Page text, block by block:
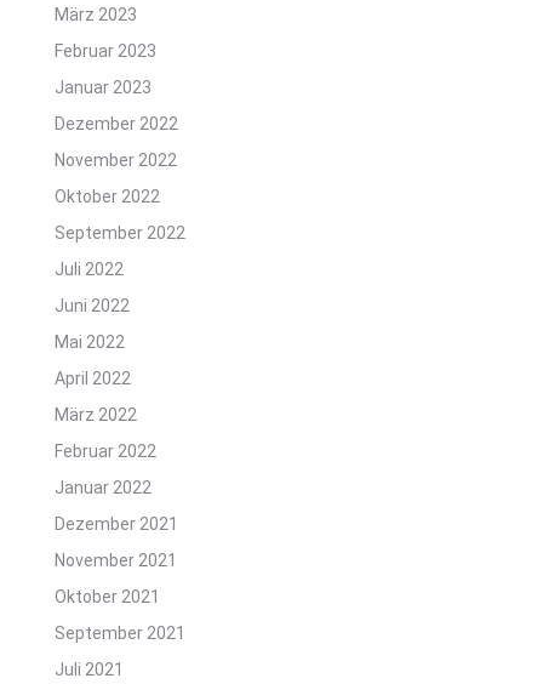
März 2023
Februar 2023
Januar 2023
Dezember 2022
November 2022
Oktober 2022
September 2022
Juli 2022
Juni 2022
Mai 2022
April 2022
März 2022
Februar 2022
Januar 2022
Dezember 2021
November 2021
Oktober 2021
September 2021
Juli 2021